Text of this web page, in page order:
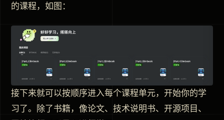
的课程，如图：
接下来就可以按顺序进入每个课程单元，开始你的学
习了。除了书籍，像论文、技术说明书、开源项目、